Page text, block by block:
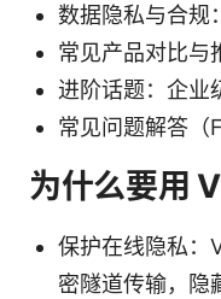
数据隐私与合规
常见产品对比与
进阶话题：企业
常见问题解答（
为什么要用
保护在线隐私：
密隧道传输，隐